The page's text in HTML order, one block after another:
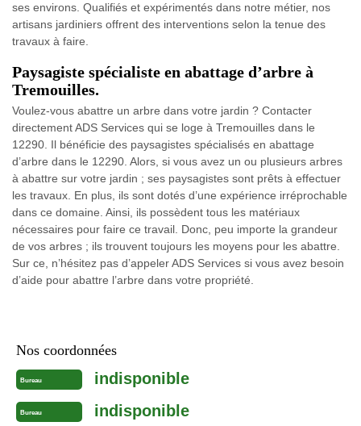
ses environs. Qualifiés et expérimentés dans notre métier, nos
artisans jardiniers offrent des interventions selon la tenue des
travaux à faire.
Paysagiste spécialiste en abattage d’arbre à
Tremouilles.
Voulez-vous abattre un arbre dans votre jardin ? Contacter
directement ADS Services qui se loge à Tremouilles dans le
12290. Il bénéficie des paysagistes spécialisés en abattage
d’arbre dans le 12290. Alors, si vous avez un ou plusieurs arbres
à abattre sur votre jardin ; ses paysagistes sont prêts à effectuer
les travaux. En plus, ils sont dotés d’une expérience irréprochable
dans ce domaine. Ainsi, ils possèdent tous les matériaux
nécessaires pour faire ce travail. Donc, peu importe la grandeur
de vos arbres ; ils trouvent toujours les moyens pour les abattre.
Sur ce, n’hésitez pas d’appeler ADS Services si vous avez besoin
d’aide pour abattre l’arbre dans votre propriété.
Nos coordonnées
Bureau indisponible
Bureau indisponible